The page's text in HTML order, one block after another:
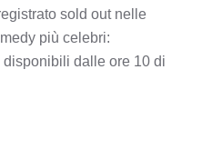
sold out nelle
più celebri:
disponibili dalle ore 10 di